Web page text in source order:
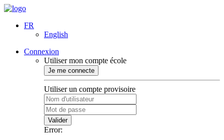
FR
English
Connexion
Utiliser mon compte école
Je me connecte
Utiliser un compte provisoire
Valider
Error: